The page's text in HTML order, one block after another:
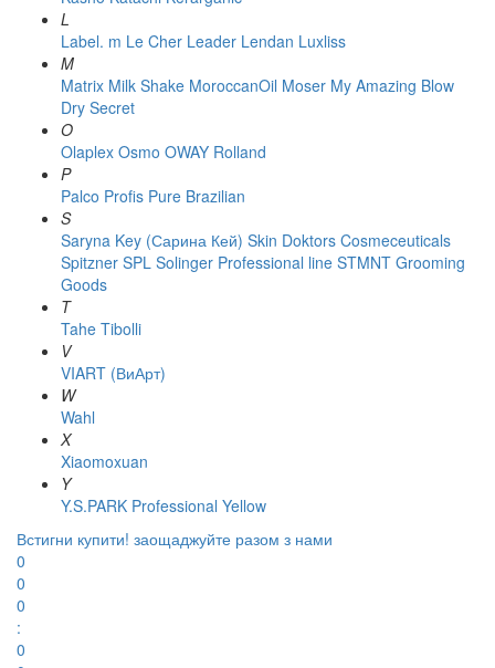
L
Label. m Le Cher Leader Lendan Luxliss
M
Matrix Milk Shake MoroccanOil Moser My Amazing Blow
Dry Secret
O
Olaplex Osmo OWAY Rolland
P
Palco Profis Pure Brazilian
S
Saryna Key (Сарина Кей) Skin Doktors Cosmeceuticals
Spitzner SPL Solinger Professional line STMNT Grooming
Goods
T
Tahe Tibolli
V
VIART (ВиАрт)
W
Wahl
X
Xiaomoxuan
Y
Y.S.PARK Professional Yellow
Встигни купити! заощаджуйте разом з нами
0
0
0
:
0